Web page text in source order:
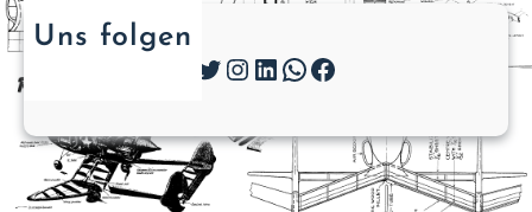
Uns folgen
Twitter InstagramLinkedIn WhatsApp Facebook